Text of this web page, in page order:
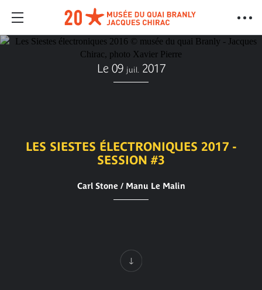
Le 09 juil. 2017
LES SIESTES ÉLECTRONIQUES 2017 -
SESSION #3
Carl Stone / Manu Le Malin